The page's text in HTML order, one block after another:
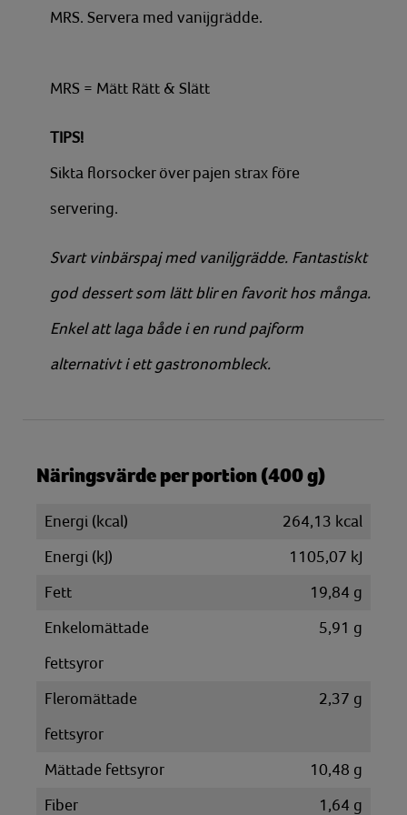
MRS. Servera med vanijgrädde.
MRS = Mätt Rätt & Slätt
TIPS!
Sikta florsocker över pajen strax före
servering.
Svart vinbärspaj med vaniljgrädde. Fantastiskt
god dessert som lätt blir en favorit hos många.
Enkel att laga både i en rund pajform
alternativt i ett gastronombleck.
Näringsvärde per portion (400 g)
Energi (kcal)
264,13 kcal
Energi (kJ)
1105,07 kJ
Fett
19,84 g
Enkelomättade
fettsyror
5,91 g
Fleromättade
fettsyror
2,37 g
Mättade fettsyror
10,48 g
Fiber
1,64 g